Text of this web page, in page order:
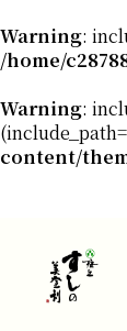
Warning:
/home/
Warning:
content/